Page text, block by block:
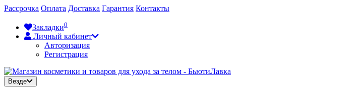
Рассрочка Оплата Доставка Гарантия Контакты
Закладки0
Личный кабинет
Авторизация
Регистрация
Везде